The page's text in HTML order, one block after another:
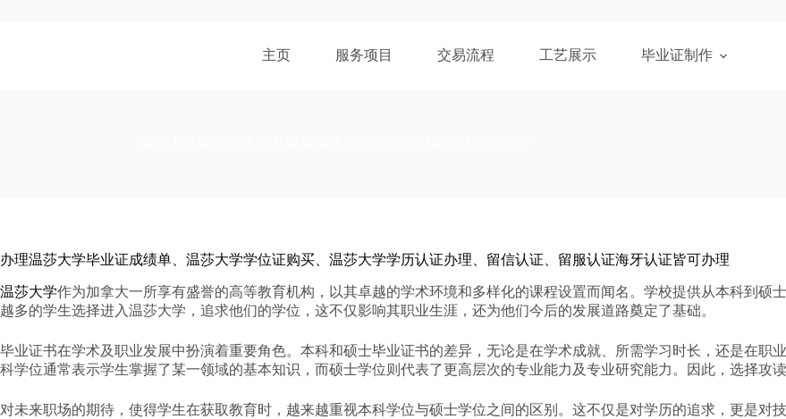
主页 服务项目 交易流程 工艺展示 毕业证制作
办理温莎大学毕业证成绩单、温莎大学学位证购买、温莎大学学历认证办理、留信认证、留服认证海牙认证皆可办理
温莎大学作为加拿大一所享有盛誉的高等教育机构，以其卓越的学术环境和多样化的课程设置而闻名。学校提供从本科到硕
越多的学生选择进入温莎大学，追求他们的学位，这不仅影响其职业生涯，还为他们今后的发展道路奠定了基础。
毕业证书在学术及职业发展中扮演着重要角色。本科和硕士毕业证书的差异，无论是在学术成就、所需学习时长，还是在职
科学位通常表示学生掌握了某一领域的基本知识，而硕士学位则代表了更高层次的专业能力及专业研究能力。因此，选择攻
对未来职场的期待，使得学生在获取教育时，越来越重视本科学位与硕士学位之间的区别。这不仅是对学历的追求，更是对